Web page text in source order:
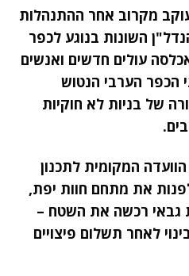
מקרוב אחר ההתנהלות
השונות בנוגע לכפר
עולים חדשים ואנשים
הכפר הערבי הנטוש
של בניות לא חוקיות
קיבלה הוועדה המקומית לתכנון
את מתחם חוות יפת,
גבאי רכשה את השטח –
לאחר תשלום פיצויים